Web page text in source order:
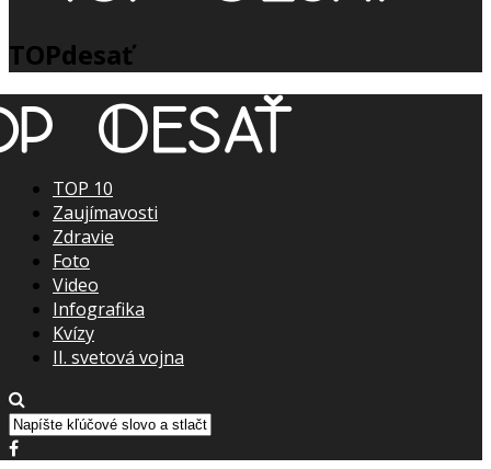
TOPdesať
TOP 10
Zaujímavosti
Zdravie
Foto
Video
Infografika
Kvízy
II. svetová vojna